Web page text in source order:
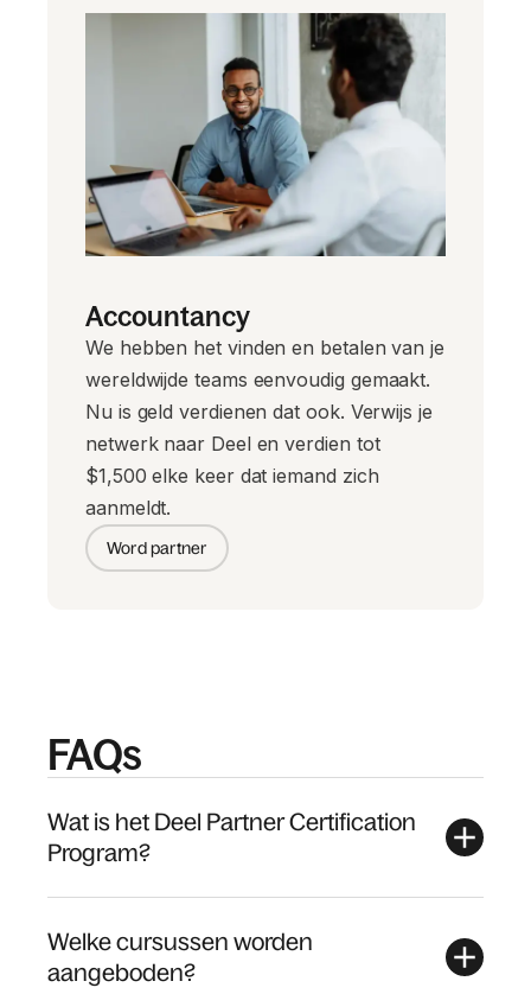
Accountancy
We hebben het vinden en betalen van je
wereldwijde teams eenvoudig gemaakt.
Nu is geld verdienen dat ook. Verwijs je
netwerk naar Deel en verdien tot
$1,500 elke keer dat iemand zich
aanmeldt.
Word partner
FAQs
Wat is het Deel Partner Certification
Program?
Welke cursussen worden
aangeboden?